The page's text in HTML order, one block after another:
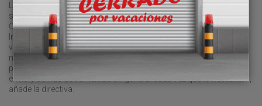
La nueva herramienta responde a que “necesitábamos mejorar el
servicio y la imagen que damos a nuestros clientes”, señala
Cristina Aguinaga, directora de Tráfico de Saner Transportes
Internacionales. La respuesta ha sido positiva. “Los clientes
valoran mucho saber cuando se recogen o entregan sus
mercancías sin tener que preguntar solo entrando en su zona
privada, así como recoger sus documentos aduaneros de cada
envío y demás documentación general cada vez que lo necesitan”,
añade la directiva.